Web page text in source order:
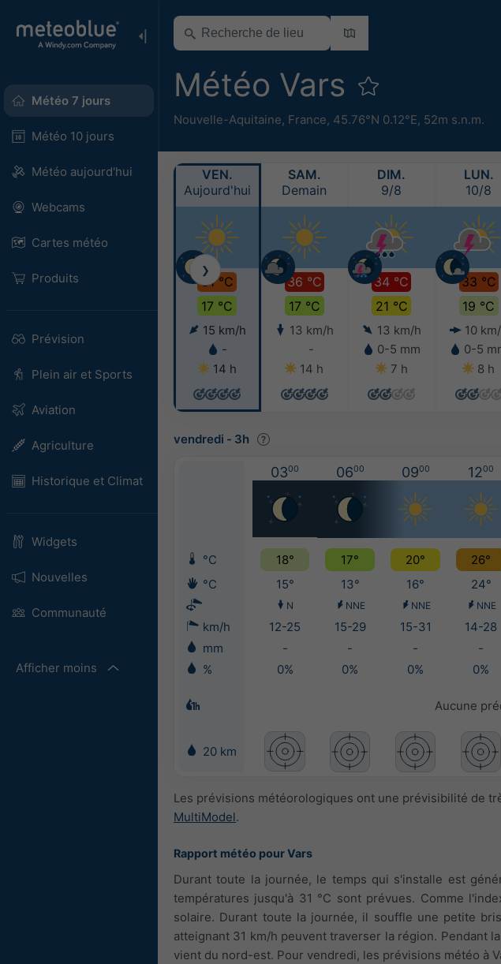
Météo 7 jours
Météo 10 jours
Météo aujourd'hui
Webcams
Cartes météo
Produits
Prévision
Plein air et Sports
Aviation
Agriculture
Historique et Climat
Widgets
Nouvelles
Communauté
Afficher moins
Météo Vars
Nouvelle-Aquitaine, France, 45.76°N 0.12°E, 52m s.n.m.
VEN.
Aujourd'hui
31 °C
17 °C
15 km/h
-
14 h
SAM.
Demain
36 °C
17 °C
13 km/h
-
14 h
DIM.
9/8
34 °C
21 °C
13 km/h
0-5 mm
7 h
LUN.
10/8
33 °C
19 °C
10
0-5
8 h
❯
vendredi - 3h
0300 0600 0900 1200
°C 18° 17° 20° 26°
°C
15° 13° 16° 24°
N NNE NNE NNE
km/h 12-25 15-29 15-31 14-28
mm
- - - -
%
0% 0% 0% 0%
Aucune
20 km
Les prévisions météorologiques ont une prévisibilité de
MultiModel.
Rapport météo pour Vars
Durant toute la journée, le temps qui s'installe est
températures jusqu'à 31 °C sont prévues. Comme
solaire. Durant toute la journée, il souffle une petite
atteignant 31 km/h peuvent traverser la région. Pendant
vient du nord-est. Pour vendredi, les prévisions météo à